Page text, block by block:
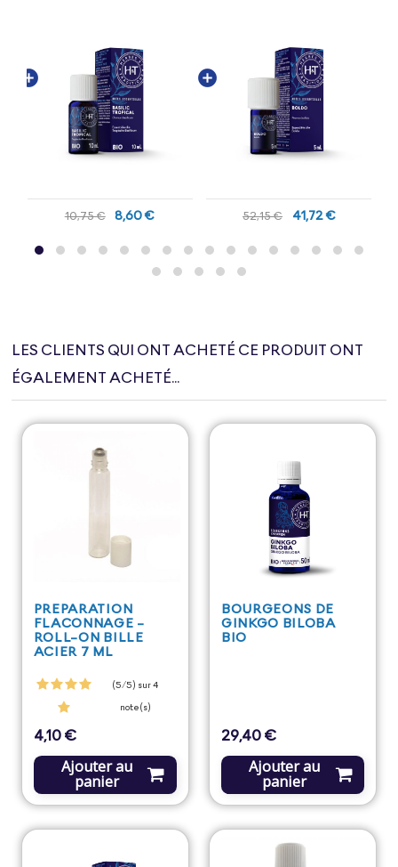
10,75 € 8,60 € 52,15 € 41,72 €
LES CLIENTS QUI ONT ACHETÉ CE PRODUIT ONT
ÉGALEMENT ACHETÉ...
PREPARATION
FLACONNAGE -
ROLL-ON BILLE
ACIER 7 ML
(5/5) sur 4
note(s)
Prix
4,10 €
Ajouter au
panier
BOURGEONS DE
GINKGO BILOBA
BIO
Prix
29,40 €
Ajouter au
panier